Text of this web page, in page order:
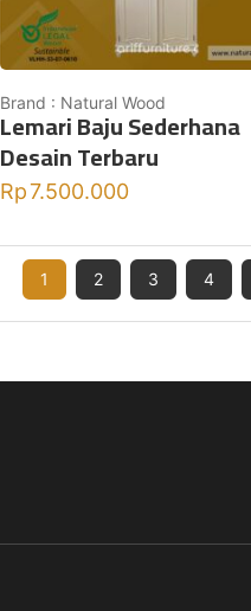
Brand : Natural Wood
Lemari Baju Sederhana
Desain Terbaru
Rp7.500.000
1 2 3 4